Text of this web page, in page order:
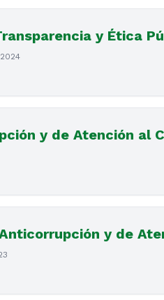
y Ética
y de Atención al
y de